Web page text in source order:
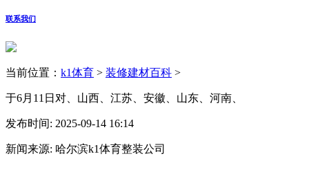
联系我们
当前位置： k1体育 > 装修建材百科 >
于6月11日对、山西、江苏、安徽、山东、河南、
发布时间: 2025-09-14 16:14
新闻来源: 哈尔滨k1体育整装公司